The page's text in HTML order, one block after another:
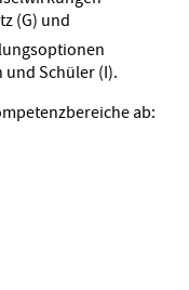
(G) und
Schüler (I).
ab: